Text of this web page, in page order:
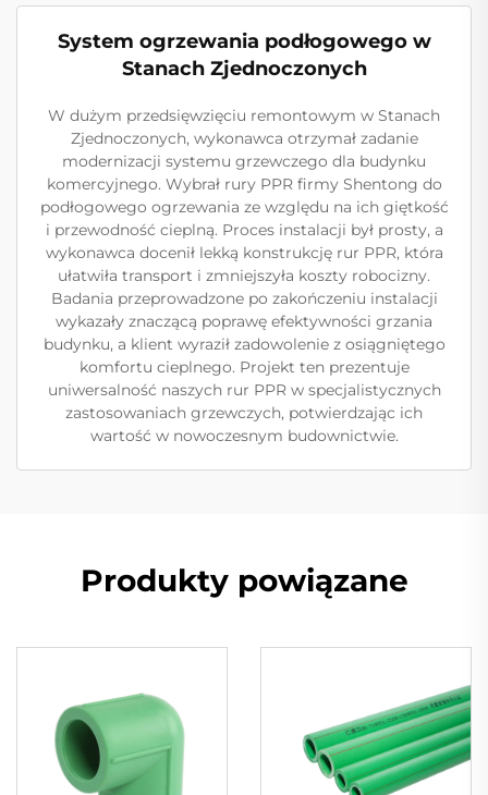
System ogrzewania podłogowego w
Stanach Zjednoczonych
W dużym przedsięwzięciu remontowym w Stanach
Zjednoczonych, wykonawca otrzymał zadanie
modernizacji systemu grzewczego dla budynku
komercyjnego. Wybrał rury PPR firmy Shentong do
podłogowego ogrzewania ze względu na ich giętkość
i przewodność cieplną. Proces instalacji był prosty, a
wykonawca docenił lekką konstrukcję rur PPR, która
ułatwiła transport i zmniejszyła koszty robocizny.
Badania przeprowadzone po zakończeniu instalacji
wykazały znaczącą poprawę efektywności grzania
budynku, a klient wyraził zadowolenie z osiągniętego
komfortu cieplnego. Projekt ten prezentuje
uniwersalność naszych rur PPR w specjalistycznych
zastosowaniach grzewczych, potwierdzając ich
wartość w nowoczesnym budownictwie.
Produkty powiązane